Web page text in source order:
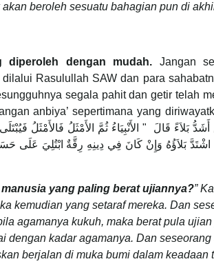
beroleh sesuatu bahagian pun di
diperoleh dengan mudah. Jangan
Rasulullah SAW dan para
segala pahit dan getir telah
anbiya’ sepertimana yang
بَلاَءً قَالَ ‏ "‏ الأَنْبِيَاءُ ثُمَّ الأَمْثَلُ فَالأَمْثَلُ
اشْتَدَّ بَلاَؤُهُ وَإِنْ كَانَ فِي دِينِهِ رِقَّةٌ ابْتُلِيَ عَلَى
yang paling berat ujiannya?”
kemudian yang setaraf mereka. Dan
agamanya kukuh, maka berat pula
dengan kadar agamanya. Dan seseorang
berjalan di muka bumi dalam keadaan